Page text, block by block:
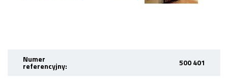
Numer
referencyjny: 500 401